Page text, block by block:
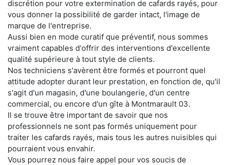
discrétion pour votre extermination de cafards rayés, pour
vous donner la possibilité de garder intact, l'image de
marque de l'entreprise.
Aussi bien en mode curatif que préventif, nous sommes
vraiment capables d'offrir des interventions d'excellente
qualité supérieure à tout style de clients.
Nos techniciens s'avèrent être formés et pourront quel
attitude adopter durant leur prestation, en fonction de, qu'il
s'agit d'un magasin, d'une boulangerie, d'un centre
commercial, ou encore d'un gîte à Montmarault 03.
Il se trouve être important de savoir que nos
professionnels ne sont pas formés uniquement pour
traiter les cafards rayés, mais tous les autres nuisibles qui
pourraient vous envahir.
Vous pourrez nous faire appel pour vos soucis de